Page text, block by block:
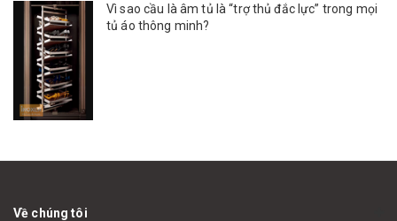
Vì sao cầu là âm tủ là “trợ thủ đắc lực” trong mọi
tủ áo thông minh?
Về chúng tôi